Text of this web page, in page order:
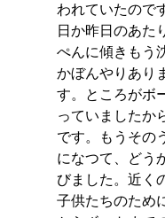
われていたので
日か昨日のあた
ぺんに傾きもう
かぼんやりあり
す。ところがボ
っていましたか
です。もうその
になつて、どう
びました。近く
子供たちのため